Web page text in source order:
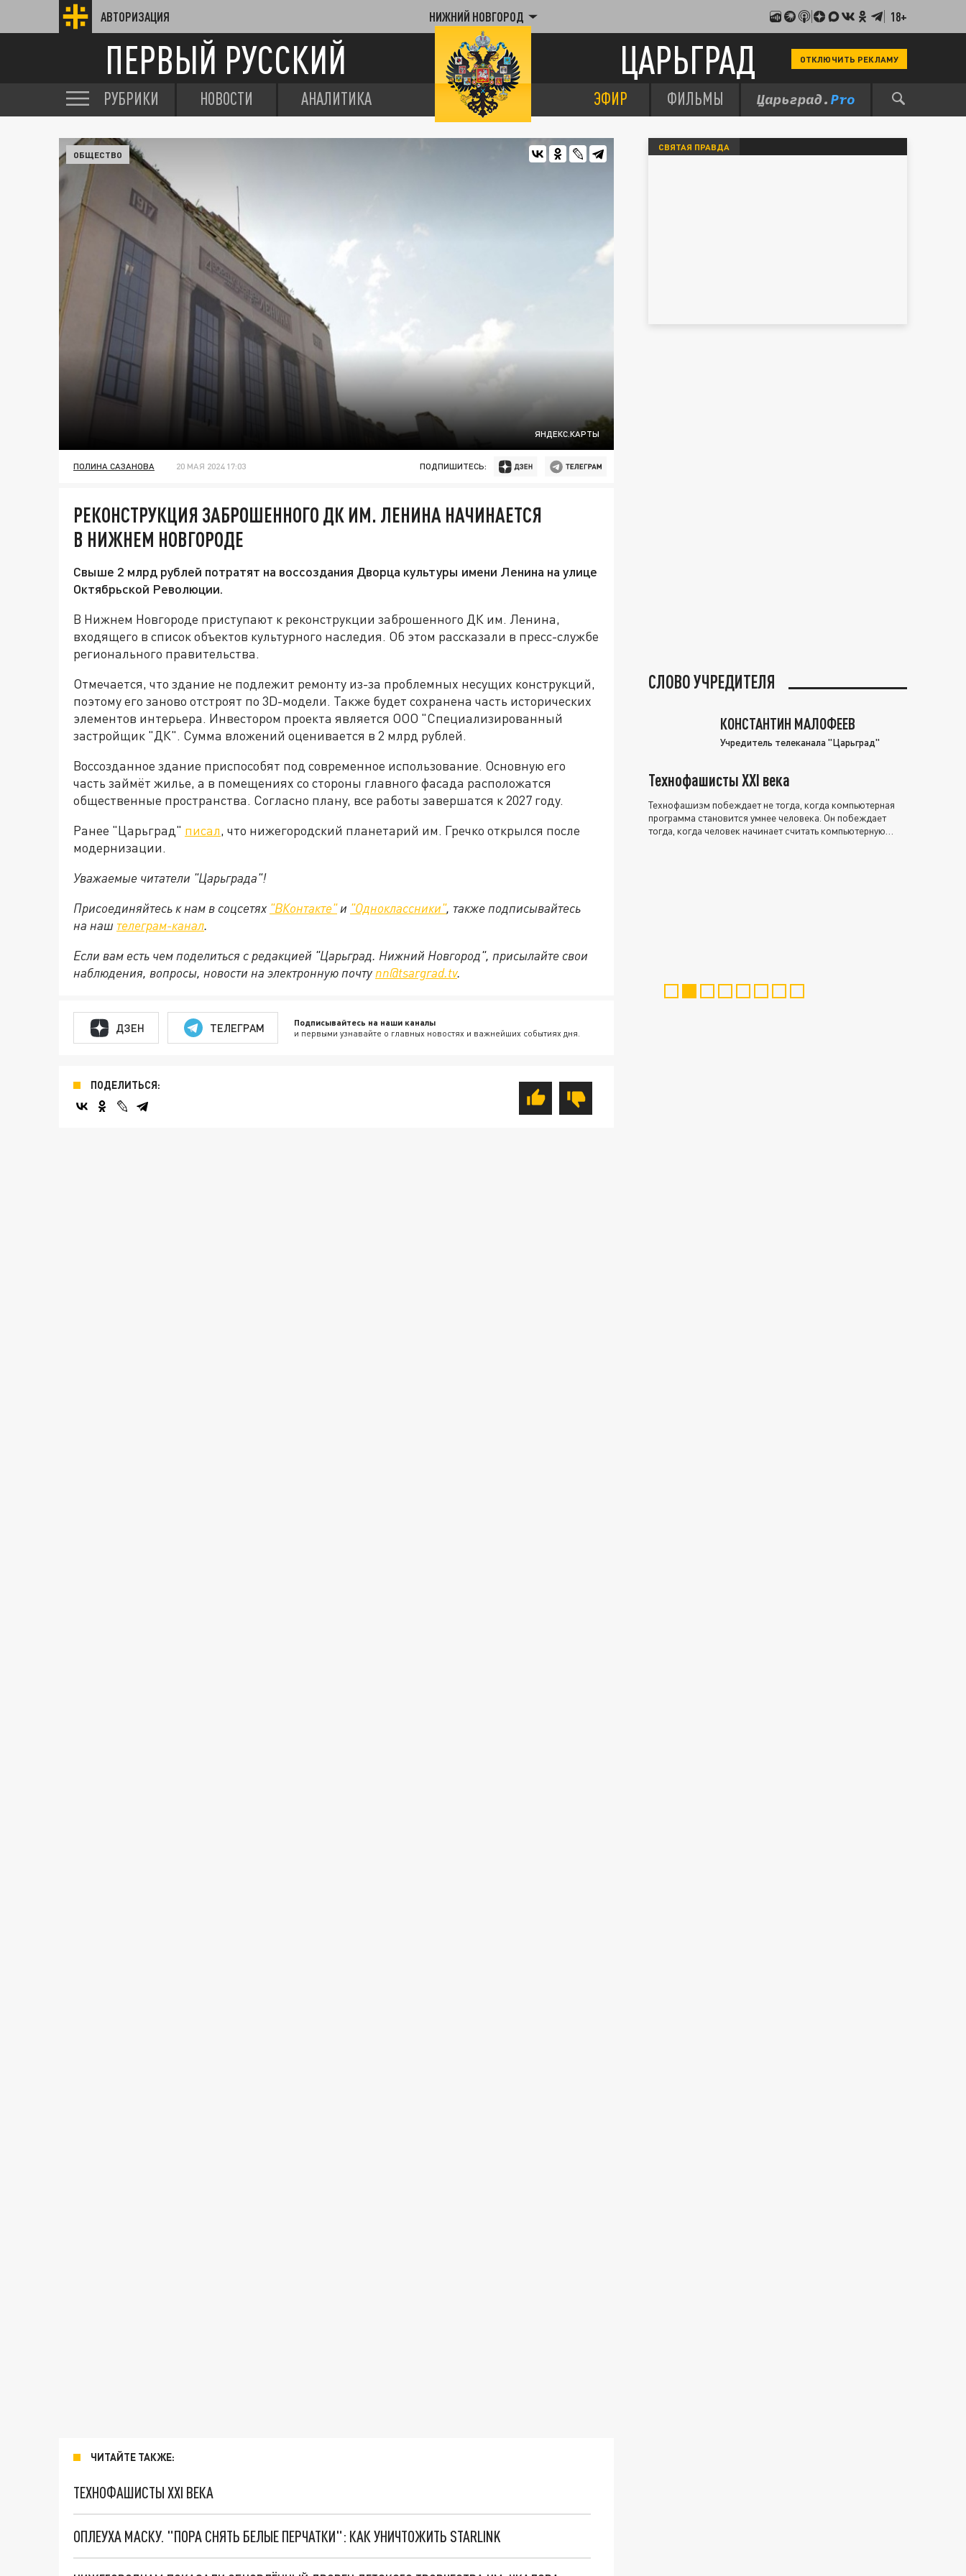
АВТОРИЗАЦИЯ НИЖНИЙ НОВГОРОД 18+
ПЕРВЫЙ РУССКИЙ ЦАРЬГРАД ОТКЛЮЧИТЬ РЕКЛАМУ
РУБРИКИ НОВОСТИ АНАЛИТИКА ЭФИР ФИЛЬМЫ
ЯНДЕКС.КАРТЫ
ОБЩЕСТВО
ПОЛИНА САЗАНОВА 20 МАЯ 2024 17:03 ПОДПИШИТЕСЬ:
РЕКОНСТРУКЦИЯ ЗАБРОШЕННОГО ДК ИМ. ЛЕНИНА НАЧИНАЕТСЯ
В НИЖНЕМ НОВГОРОДЕ
Свыше 2 млрд рублей потратят на воссоздания Дворца культуры имени Ленина на улице
Октябрьской Революции.
В Нижнем Новгороде приступают к реконструкции заброшенного ДК им. Ленина,
входящего в список объектов культурного наследия. Об этом рассказали в пресс-службе
регионального правительства.
Отмечается, что здание не подлежит ремонту из-за проблемных несущих конструкций,
поэтому его заново отстроят по 3D-модели. Также будет сохранена часть исторических
элементов интерьера. Инвестором проекта является ООО "Специализированный
застройщик "ДК". Сумма вложений оценивается в 2 млрд рублей.
Воссозданное здание приспособят под современное использование. Основную его
часть займёт жилье, а в помещениях со стороны главного фасада расположатся
общественные пространства. Согласно плану, все работы завершатся к 2027 году.
Ранее "Царьград" писал, что нижегородский планетарий им. Гречко открылся после
модернизации.
Уважаемые читатели "Царьграда"!
Присоединяйтесь к нам в соцсетях "ВКонтакте"и "Одноклассники", также подписывайтесь
на наш телеграм-канал.
Если вам есть чем поделиться с редакцией "Царьград. Нижний Новгород", присылайте свои
наблюдения, вопросы, новости на электронную почту nn@tsargrad.tv.
ДЗЕН ТЕЛЕГРАМ Подписывайтесь на наши каналы
и первыми узнавайте о главных новостях и важнейших событиях дня.
ПОДЕЛИТЬСЯ:
ЧИТАЙТЕ ТАКЖЕ:
ТЕХНОФАШИСТЫ XXI ВЕКА
ОПЛЕУХА МАСКУ. "ПОРА СНЯТЬ БЕЛЫЕ ПЕРЧАТКИ": КАК УНИЧТОЖИТЬ STARLINK
СВЯТАЯ ПРАВДА
СЛОВО УЧРЕДИТЕЛЯ
КОНСТАНТИН МАЛОФЕЕВ
Учредитель телеканала "Царьград"
Технофашисты XXI века
Технофашизм побеждает не тогда, когда компьютерная
программа становится умнее человека. Он побеждает
тогда, когда человек начинает считать компьютерную